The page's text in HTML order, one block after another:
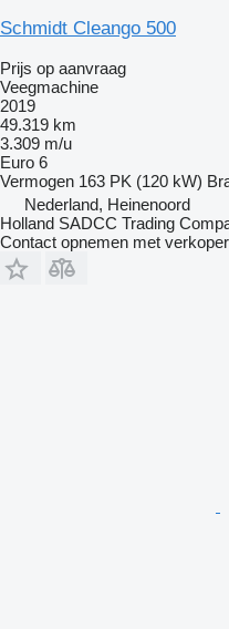
Schmidt Cleango 500
Prijs op aanvraag
Veegmachine
2019
49.319 km
3.309 m/u
Euro 6
Vermogen 163 PK (120 kW)
Nederland, Heinenoord
Holland SADCC Trading
Contact opnemen met verkoper